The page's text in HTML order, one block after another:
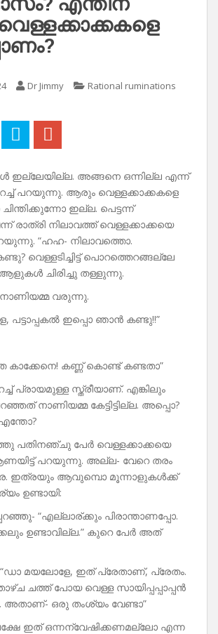
Dr Jimmy Rational ruminations
ഇല്ലേയില്ല. അങ്ങനെ ഒന്നില്ല എന്ന്
പറയുന്നു. ആരും വെള്ളക്കാക്കകളെ
ചിന്തിക്കുന്നോ ഇല്ല. പെട്ടന്ന്
രാത്രി നിലാവത്ത് വെള്ളക്കാക്കയെ
“ഹഹ- നിലാവത്തൊ.
വെള്ളടിച്ചിട്ട് പൊറത്തെറങ്ങല്ലേ
ചിരിച്ചു തള്ളുന്നു.
വരുന്നു.
പട്ടാപ്പകൽ ഇപ്പൊ ഞാൻ കണ്ടു!!”
കാക്കേനെ! കണ്ണ് കൊണ്ട് കണ്ടതാ”
പ്രായമുള്ള സ്ത്രീയാണ്. എങ്കിലും
നാണിയമ്മ കേട്ടിട്ടില്ല. അപ്പൊ?
പതിനഞ്ചു പേർ വെള്ളക്കാക്കയെ
പറയുന്നു. അല്ല- വേറെ തരം
ഇത്രയും ആവുമ്പൊ മൂന്നാളുകൾക്ക്
ഉണ്ടായി:
“എല്ലാര്ക്കും പിരാന്താണപ്പോ.
ഉണ്ടാവില്ല.” കുറെ പേർ അത്
“ഡാ മയലോളേ, ഇത് പ്രേതാണ്, പ്രേതം.
ചത്ത് പോയ വെള്ള സായിപ്പപ്പാപ്പൻ
അതാണ്- ഒരു തംശ്യം വേണ്ടാ”
ഇത് ഒന്നന്വേഷിക്കണമല്ലോ എന്ന